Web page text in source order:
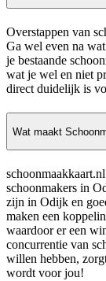
Overstappen van
Ga wel even na
je bestaande
wat je wel en niet
direct duidelijk is
Wat maakt
schoonmakers in
zijn in Odijk en
maken een
waardoor er een
concurrentie van
willen hebben,
wordt voor jou!